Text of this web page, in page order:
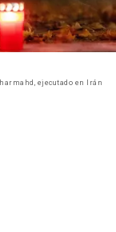
ejecutado en Irán